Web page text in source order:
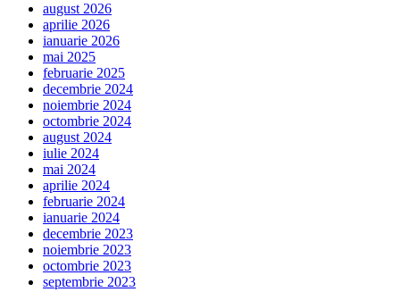
august 2026
aprilie 2026
ianuarie 2026
mai 2025
februarie 2025
decembrie 2024
noiembrie 2024
octombrie 2024
august 2024
iulie 2024
mai 2024
aprilie 2024
februarie 2024
ianuarie 2024
decembrie 2023
noiembrie 2023
octombrie 2023
septembrie 2023